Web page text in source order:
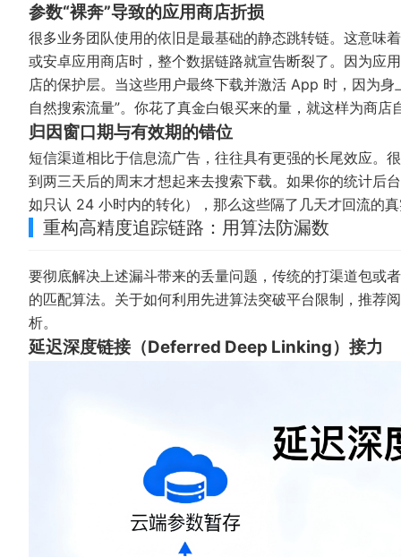
参数“裸奔”导致的应用商店折损
很多业务团队使用的依旧是最基础的静态跳转链。这意
或安卓应用商店时，整个数据链路就宣告断裂了。因为应
店的保护层。当这些用户最终下载并激活 App 时，因为
自然搜索流量”。你花了真金白银买来的量，就这样为商店
归因窗口期与有效期的错位
短信渠道相比于信息流广告，往往具有更强的长尾效应。
到两三天后的周末才想起来去搜索下载。如果你的统计
如只认 24 小时内的转化），那么这些隔了几天才回流的
重构高精度追踪链路：用算法防漏数
要彻底解决上述漏斗带来的丢量问题，传统的打渠道包或
的匹配算法。关于如何利用先进算法突破平台限制，推荐
析。
延迟深度链接（Deferred Deep Linking）接力